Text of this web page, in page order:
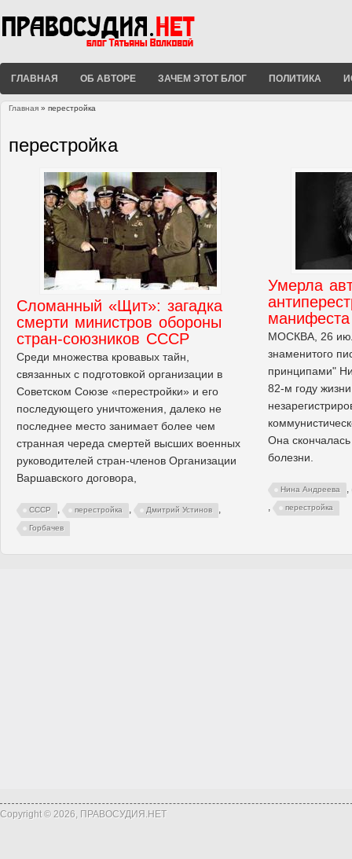
ГЛАВНАЯ ОБ АВТОРЕ ЗАЧЕМ ЭТОТ БЛОГ ПОЛИТИКА
Главная » перестройка
перестройка
Сломанный «Щит»: загадка
смерти министров обороны
стран-союзников СССР
Среди множества кровавых тайн,
связанных с подготовкой организации в
Советском Союзе «перестройки» и его
последующего уничтожения, далеко не
последнее место занимает более чем
странная череда смертей высших военных
руководителей стран-членов Организации
Варшавского договора,
СССР , перестройка , Дмитрий Устинов ,
Горбачев
Умерла
МОСКВА, 26
знаменитого
принципами"
82-м году
Она
болезни.
Нина Андреева
,
,
перестройка
Copyright © 2026, ПРАВОСУДИЯ.НЕТ